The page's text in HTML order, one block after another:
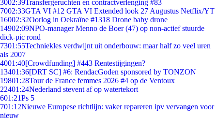
3002:39Transfergeruchten en contractverlenging #83
7002:33GTA VI #12 GTA VI Extended look 27 Augustus Netflix/YT
16002:32Oorlog in Oekraïne #1318 Drone baby drone
14902:09NPO-manager Menno de Boer (47) op non-actief stuurde
dick-pic rond
7301:55Techniekles verdwijnt uit onderbouw: maar half zo veel uren
als 2007
4001:40[Crowdfunding] #443 Rentestijgingen?
13401:36[DRT SC] #6: RendacGoden sponsored by TONZON
19801:28Tour de France femmes 2026 #4 op de Ventoux
22401:24Nederland stevent af op watertekort
601:21Ps 5
701:12Nieuwe Europese richtlijn: vaker repareren ipv vervangen voor
nieuw